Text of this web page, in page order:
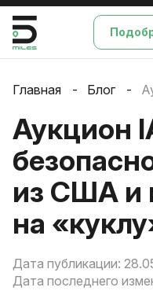
Главная Блог
Аукцион
из США и
на
Дата публикации:
Дата последнего